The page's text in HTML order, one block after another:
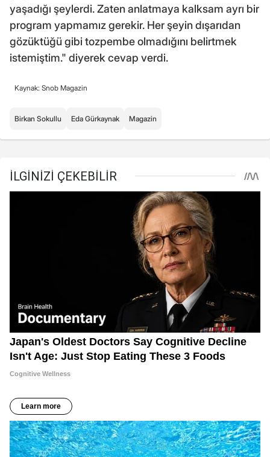
yaşadığı şeylerdi. Zaten anlatmaya kalksam ayrı bir
program yapmamız gerekir. Her şeyin dışarıdan
gözüktüğü gibi tozpembe olmadığını belirtmek
istemiştim." diyerek cevap verdi.
Kaynak: Snob Magazin
Birkan Sokullu Eda Gürkaynak Magazin